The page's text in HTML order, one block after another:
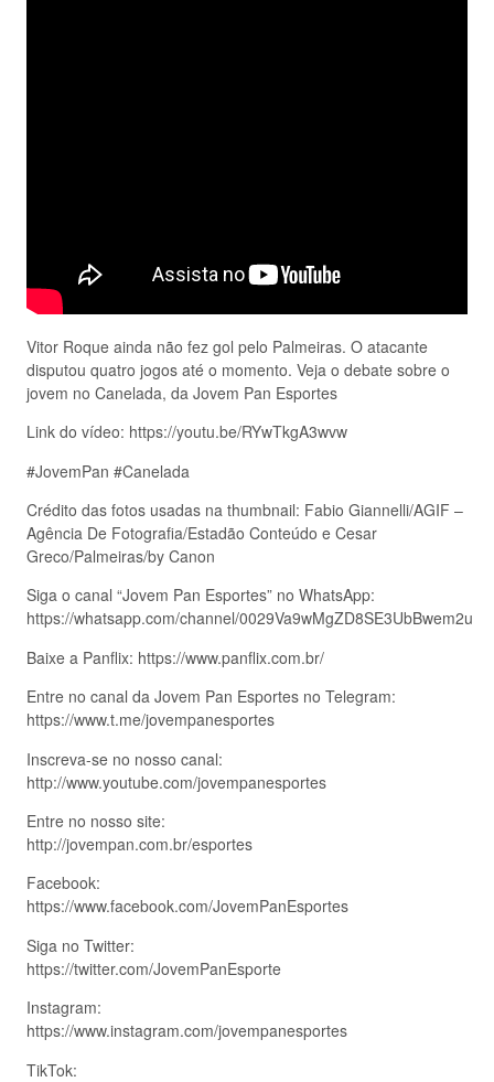
Vitor Roque ainda não fez gol pelo Palmeiras. O atacante
disputou quatro jogos até o momento. Veja o debate sobre o
jovem no Canelada, da Jovem Pan Esportes
Link do vídeo: https://youtu.be/RYwTkgA3wvw
#JovemPan #Canelada
Crédito das fotos usadas na thumbnail: Fabio Giannelli/AGIF –
Agência De Fotografia/Estadão Conteúdo e Cesar
Greco/Palmeiras/by Canon
Siga o canal “Jovem Pan Esportes” no WhatsApp:
https://whatsapp.com/channel/0029Va9wMgZD8SE3UbBwem2u
Baixe a Panflix: https://www.panflix.com.br/
Entre no canal da Jovem Pan Esportes no Telegram:
https://www.t.me/jovempanesportes
Inscreva-se no nosso canal:
http://www.youtube.com/jovempanesportes
Entre no nosso site:
http://jovempan.com.br/esportes
Facebook:
https://www.facebook.com/JovemPanEsportes
Siga no Twitter:
https://twitter.com/JovemPanEsporte
Instagram:
https://www.instagram.com/jovempanesportes
TikTok: